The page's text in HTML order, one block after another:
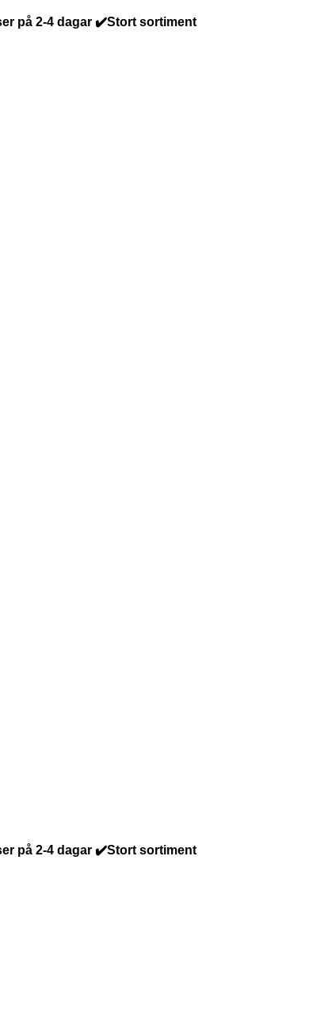
på 2-4 dagar ✔️Stort sortiment
på 2-4 dagar ✔️Stort sortiment